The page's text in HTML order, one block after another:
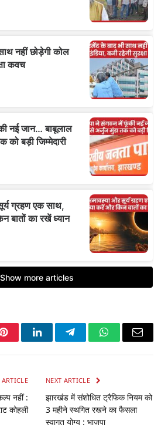
PinterestLinkedInTelegramWhatsApp
Email
नहीं :
कोहली
NEXT ARTICLE
झारखंड में संशोधित ट्रैफिक नियम को
3 महीने स्थगित रखने का फैसला
स्वागत योग्य : भाजपा